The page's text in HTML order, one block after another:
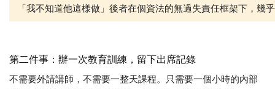
「我不知道他這樣做」後者在個資法的無過失責任框架下，幾
第二件事：辦一次教育訓練，留下出席記錄
不需要外請講師，不需要一整天課程。 只需要一個小時的內部